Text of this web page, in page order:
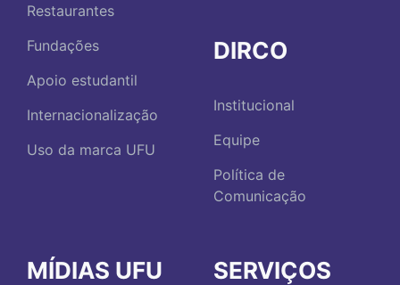
Restaurantes
Fundações
Apoio estudantil
Internacionalização
Uso da marca UFU
DIRCO
Institucional
Equipe
Política de
Comunicação
MÍDIAS UFU SERVIÇOS